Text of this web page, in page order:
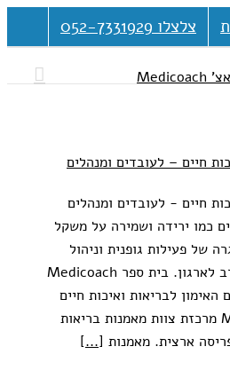
צלצלו 052-7331929
חיים – לעובדים ומנהלים
חיים - לעובדים ומנהלים
כמו ירידה ושמירה על משקל
של פעילות גופנית וניהול
סטרס עשויה לתת ערך רב לארגון. בית ספר Medicoach
לבריאות ואיכות חיים
בארגונים. ב Medicoach מרכזת צוות מאמנות בריאות
ארצית. מאמנות [...]